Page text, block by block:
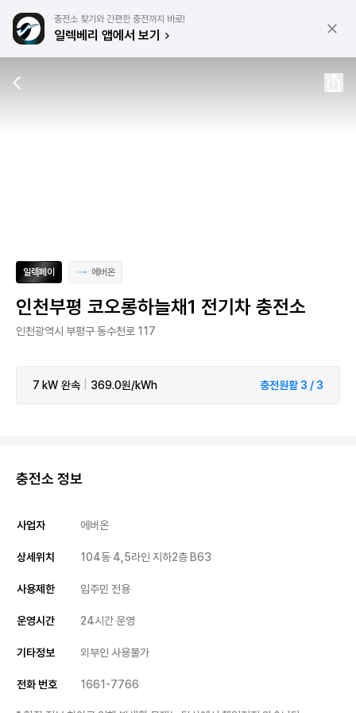
충전소 찾기와 간편한 충전까지 바로!
일렉베리 앱에서 보기
일렉페이 에버온
인천부평 코오롱하늘채1 전기차 충전소
인천광역시 부평구 동수천로 117
7 kW 완속 369.0원/kWh 충전원활 3 / 3
충전소 정보
사업자 에버온
상세위치 104동 4,5라인 지하2층 B63
사용제한 입주민 전용
운영시간 24시간 운영
기타정보 외부인 사용불가
전화 번호 1661-7766